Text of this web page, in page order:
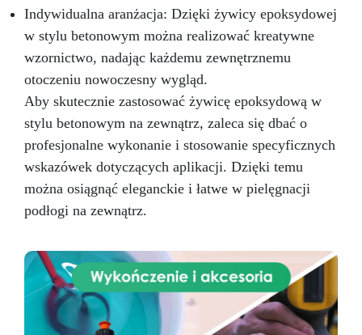
Indywidualna aranżacja: Dzięki żywicy epoksydowej
w stylu betonowym można realizować kreatywne
wzornictwo, nadając każdemu zewnętrznemu
otoczeniu nowoczesny wygląd.
Aby skutecznie zastosować żywicę epoksydową w
stylu betonowym na zewnątrz, zaleca się dbać o
profesjonalne wykonanie i stosowanie specyficznych
wskazówek dotyczących aplikacji. Dzięki temu
można osiągnąć eleganckie i łatwe w pielęgnacji
podłogi na zewnątrz.